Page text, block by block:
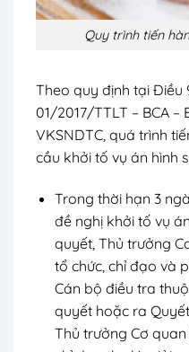
Quy trình tiến
Theo quy định tại Điều
01/2017/TTLT – BCA –
VKSNDTC, quá trình
cầu khởi tố vụ án hình
Trong thời hạn 3
đề nghị khởi tố vụ
quyết, Thủ trưởng
tổ chức, chỉ đạo và
Cán bộ điều tra
quyết hoặc ra
Thủ trưởng Cơ